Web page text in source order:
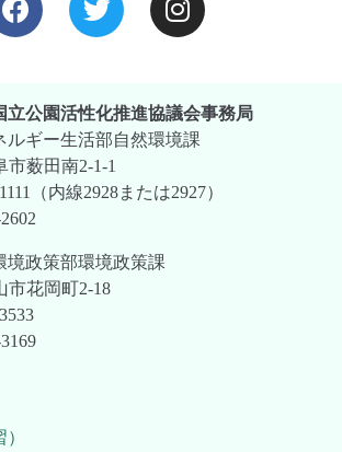
立公園活性化推進協議会事務局
ルギー生活部自然環境課
市薮田南2-1-1
（内線2928または2927）
境政策部環境政策課
市花岡町2-18